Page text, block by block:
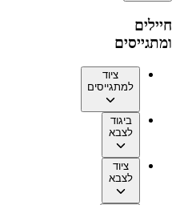
חיילים
ומתגייסים
ציוד
למתגייסים
ביגוד
לצבא
ציוד
לצבא